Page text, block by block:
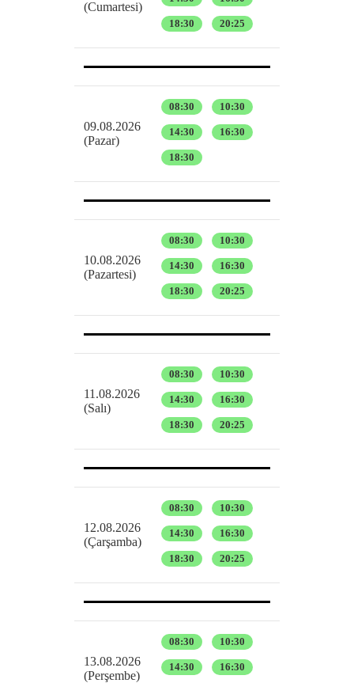
(Cumartesi)
18:30 20:25
09.08.2026
(Pazar)
08:30 10:30
14:30 16:30
18:30
10.08.2026
(Pazartesi)
08:30 10:30
14:30 16:30
18:30 20:25
11.08.2026
(Salı)
08:30 10:30
14:30 16:30
18:30 20:25
12.08.2026
(Çarşamba)
08:30 10:30
14:30 16:30
18:30 20:25
13.08.2026
(Perşembe)
08:30 10:30
14:30 16:30